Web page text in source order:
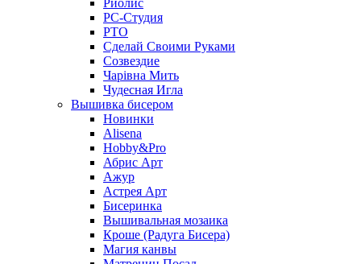
Риолис
РС-Студия
РТО
Сделай Своими Руками
Созвездие
Чарiвна Мить
Чудесная Игла
Вышивка бисером
Новинки
Alisena
Hobby&Pro
Абрис Арт
Ажур
Астрея Арт
Бисеринка
Вышивальная мозаика
Кроше (Радуга Бисера)
Магия канвы